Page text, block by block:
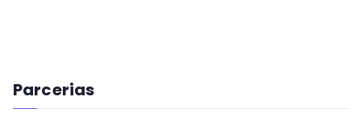
Parcerias